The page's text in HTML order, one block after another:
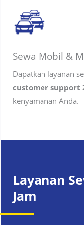
Sewa Mobil &
Dapatkan layanan
customer support
kenyamanan Anda.
Layanan
Jam